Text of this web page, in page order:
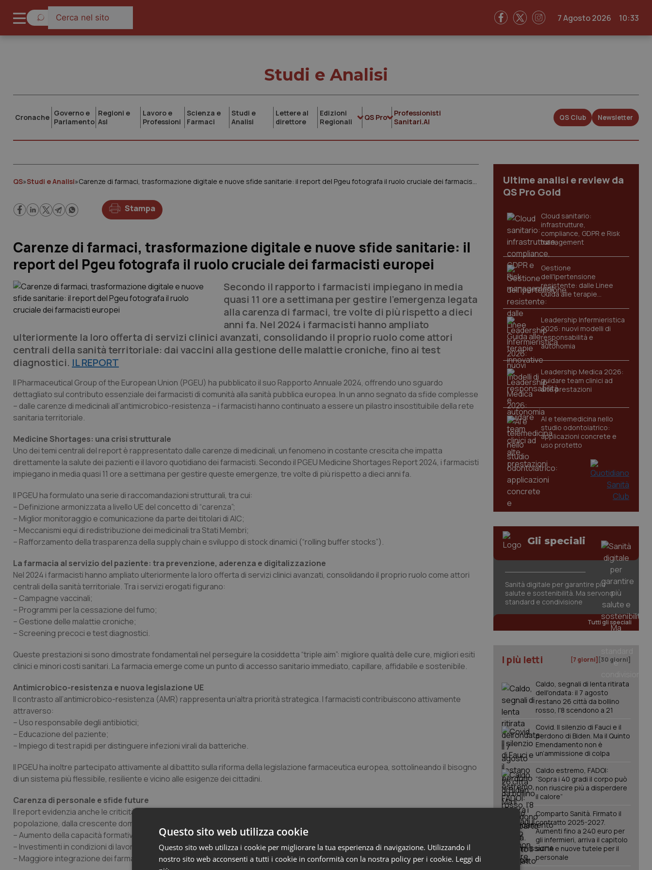
7 Agosto 2026 10:33
Studi e Analisi
Cronache Governo e
Parlamento
Regioni e
Asl
Lavoro e
Professioni
Scienza e
Farmaci
Studi e
Analisi
Lettere al
direttore
Edizioni
Regionali
QS Pro
Professionisti
Sanitari.AI
QS Club Newsletter
QS»Studi e Analisi» Carenze di farmaci, trasformazione digitale e nuove sfide sanitarie: il report del Pgeu fotografa il ruolo cruciale dei farmacisti europei
Stampa
Carenze di farmaci, trasformazione digitale e nuove sfide sanitarie: il
report del Pgeu fotografa il ruolo cruciale dei farmacisti europei
Secondo il rapporto i farmacisti impiegano in media
quasi 11 ore a settimana per gestire l'emergenza legata
alla carenza di farmaci, tre volte di più rispetto a dieci
anni fa. Nel 2024 i farmacisti hanno ampliato
ulteriormente la loro offerta di servizi clinici avanzati, consolidando il proprio ruolo come attori
centrali della sanità territoriale: dai vaccini alla gestione delle malattie croniche, fino ai test
diagnostici. IL REPORT
Il Pharmaceutical Group of the European Union (PGEU) ha pubblicato il suo Rapporto Annuale 2024, offrendo uno sguardo
dettagliato sul contributo essenziale dei farmacisti di comunità alla sanità pubblica europea. In un anno segnato da sfide complesse
– dalle carenze di medicinali all’antimicrobico-resistenza – i farmacisti hanno continuato a essere un pilastro insostituibile della rete
sanitaria territoriale.
Medicine Shortages: una crisi strutturale
Uno dei temi centrali del report è rappresentato dalle carenze di medicinali, un fenomeno in costante crescita che impatta
direttamente la salute dei pazienti e il lavoro quotidiano dei farmacisti. Secondo il PGEU Medicine Shortages Report 2024, i farmacisti
impiegano in media quasi 11 ore a settimana per gestire queste emergenze, tre volte di più rispetto a dieci anni fa.
Il PGEU ha formulato una serie di raccomandazioni strutturali, tra cui:
– Definizione armonizzata a livello UE del concetto di “carenza”;
– Miglior monitoraggio e comunicazione da parte dei titolari di AIC;
– Meccanismi equi di redistribuzione dei medicinali tra Stati Membri;
– Rafforzamento della trasparenza della supply chain e sviluppo di stock dinamici (“rolling buffer stocks”).
La farmacia al servizio del paziente: tra prevenzione, aderenza e digitalizzazione
Nel 2024 i farmacisti hanno ampliato ulteriormente la loro offerta di servizi clinici avanzati, consolidando il proprio ruolo come attori
centrali della sanità territoriale. Tra i servizi erogati figurano:
– Campagne vaccinali;
– Programmi per la cessazione del fumo;
– Gestione delle malattie croniche;
– Screening precoci e test diagnostici.
Queste prestazioni si sono dimostrate fondamentali nel perseguire la cosiddetta “triple aim”: migliore qualità delle cure, migliori esiti
clinici e minori costi sanitari. La farmacia emerge come un punto di accesso sanitario immediato, capillare, affidabile e sostenibile.
Antimicrobico-resistenza e nuova legislazione UE
Il contrasto all’antimicrobico-resistenza (AMR) rappresenta un’altra priorità strategica. I farmacisti contribuiscono attivamente
attraverso:
– Uso responsabile degli antibiotici;
– Educazione del paziente;
– Impiego di test rapidi per distinguere infezioni virali da batteriche.
Il PGEU ha inoltre partecipato attivamente al dibattito sulla riforma della legislazione farmaceutica europea, sottolineando il bisogno
di un sistema più flessibile, resiliente e vicino alle esigenze dei cittadini.
Carenza di personale e sfide future
Il report evidenzia anche le criticità legate alla carenza di personale farmacista, una tendenza aggravata dall’invecchiamento della
popolazione, dalla crescente domanda e dal burnout professionale. Il PGEU propone:
– Aumento della capacità formativa;
– Investimenti in condizioni di lavoro migliori;
– Maggiore integrazione dei farmacisti nei sistemi sanitari.
Ultime analisi e review da
QS Pro Gold
Cloud sanitario:
infrastrutture,
compliance, GDPR e Risk
management
Gestione
dell'Ipertensione
resistente: dalle Linee
Guida alle terapie
innovative
Leadership Infermieristica
2026: nuovi modelli di
responsabilità e
autonomia
Leadership Medica 2026:
guidare team clinici ad
alte prestazioni
AI e telemedicina nello
studio odontoiatrico:
applicazioni concrete e
uso protetto
Gli speciali
Sanità digitale per garantire più
salute e sostenibilità. Ma servono
standard e condivisione
Tutti gli speciali
I più letti [7 giorni] [30 giorni]
Caldo, segnali di lenta ritirata
dell'ondata: il 7 agosto
restano 26 città da bollino
rosso, l'8 scendono a 21
Covid. Il silenzio di Fauci e il
perdono di Biden. Ma il Quinto
Emendamento non è
un’ammissione di colpa
Caldo estremo, FADOI:
“Sopra i 40 gradi il corpo può
non riuscire più a disperdere
il calore”
Comparto Sanità. Firmato il
contratto 2025-2027.
Aumenti fino a 240 euro per
gli infermieri, arriva il capitolo
sull'IA e nuove tutele per il
personale
Questo sito web utilizza cookie
Questo sito web utilizza i cookie per migliorare la tua esperienza di navigazione. Utilizzando il
nostro sito web acconsenti a tutti i cookie in conformità con la nostra policy per i cookie. Leggi di